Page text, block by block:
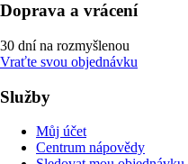
Doprava a vrácení
30 dní na rozmyšlenou
Vraťte svou objednávku
Služby
Můj účet
Centrum nápovědy